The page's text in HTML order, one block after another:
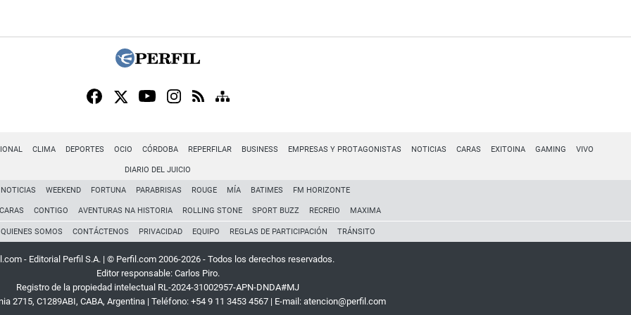
CLIMA DEPORTES OCIO CÓRDOBA REPERFILAR BUSINESS EMPRESAS Y PROTAGONISTAS NOTICIAS CARAS EXITOINA GAMING VIVO
DIARIO DEL JUICIO
NOTICIAS WEEKEND FORTUNA PARABRISAS ROUGE MÍA BATIMES FM HORIZONTE
CARAS CONTIGO AVENTURAS NA HISTORIA ROLLING STONE SPORT BUZZ RECREIO MAXIMA
QUIENES SOMOS CONTÁCTENOS PRIVACIDAD EQUIPO REGLAS DE PARTICIPACIÓN TRÁNSITO
- Editorial Perfil S.A. | © Perfil.com 2006-2026 - Todos los derechos reservados.
Editor responsable: Carlos Piro.
Registro de la propiedad intelectual RL-2024-31002957-APN-DNDA#MJ
2715, C1289ABI, CABA, Argentina| Teléfono: +54 9 11 3453 4567| E-mail: atencion@perfil.com